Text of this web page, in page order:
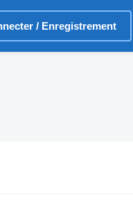
/ Enregistrement